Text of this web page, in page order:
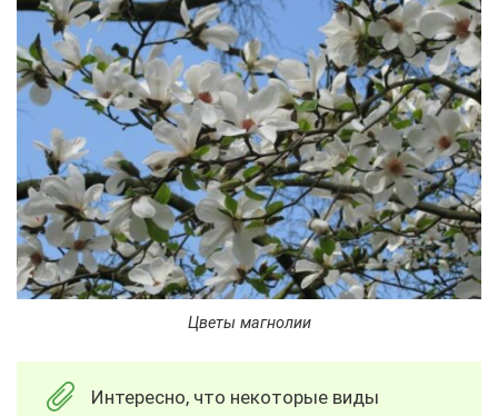
Цветы магнолии
Интересно, что некоторые виды